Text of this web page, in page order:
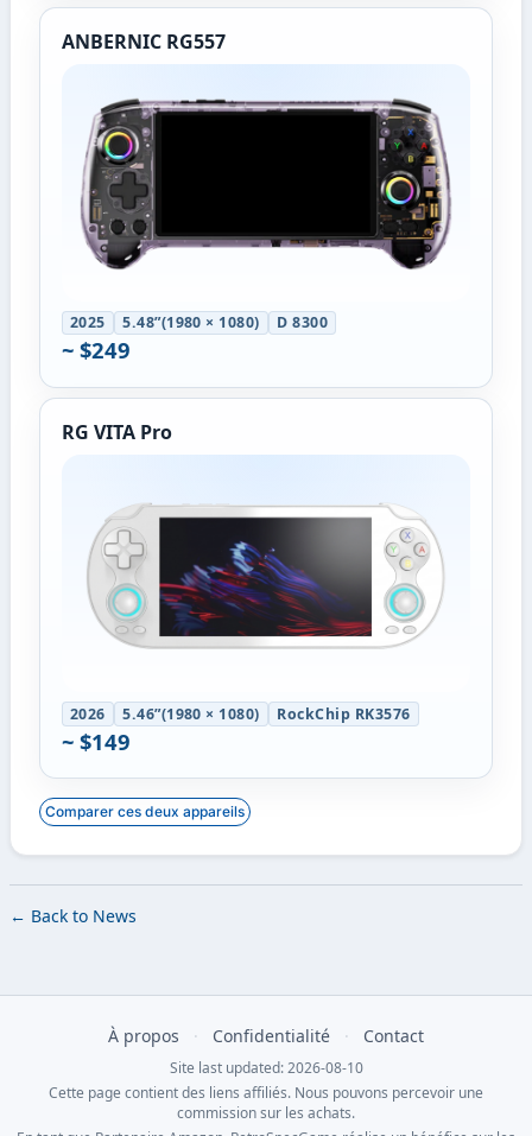
ANBERNIC RG557
2025 5.48”(1980 × 1080) D 8300
~ $249
RG VITA Pro
2026 5.46”(1980 × 1080) RockChip RK3576
~ $149
Comparer ces deux appareils
← Back to News
À propos · Confidentialité · Contact
Site last updated: 2026-08-10
Cette page contient des liens affiliés. Nous pouvons percevoir une
commission sur les achats.